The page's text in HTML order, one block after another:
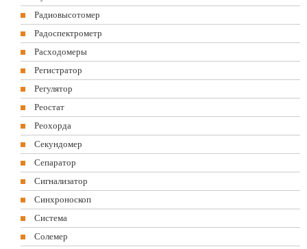
Радиовысотомер
Радоспектрометр
Расходомеры
Регистратор
Регулятор
Реостат
Реохорда
Секундомер
Сепаратор
Сигнализатор
Синхроноскоп
Система
Солемер